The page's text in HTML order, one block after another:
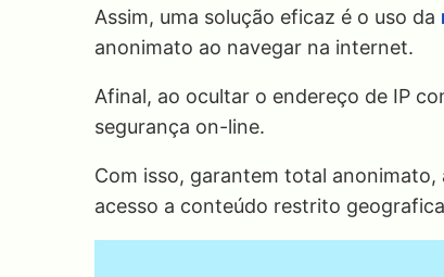
Assim, uma solução eficaz é o uso da
anonimato ao navegar na internet.
Afinal, ao ocultar o endereço de IP
segurança on-line.
Com isso, garantem total
acesso a conteúdo restrito